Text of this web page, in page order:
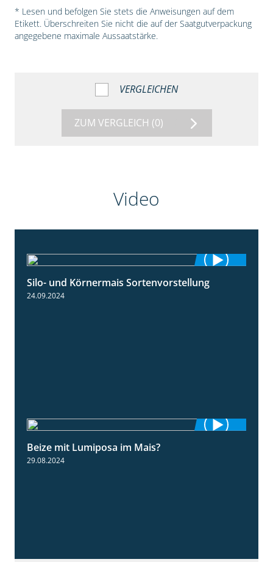
* Lesen und befolgen Sie stets die Anweisungen auf dem
Etikett. Überschreiten Sie nicht die auf der Saatgutverpackung
angegebene maximale Aussaatstärke.
VERGLEICHEN
ZUM VERGLEICH (0)
Video
4:26
Silo- und Körnermais Sortenvorstellung
24.09.2024
Beize mit Lumiposa im Mais?
29.08.2024